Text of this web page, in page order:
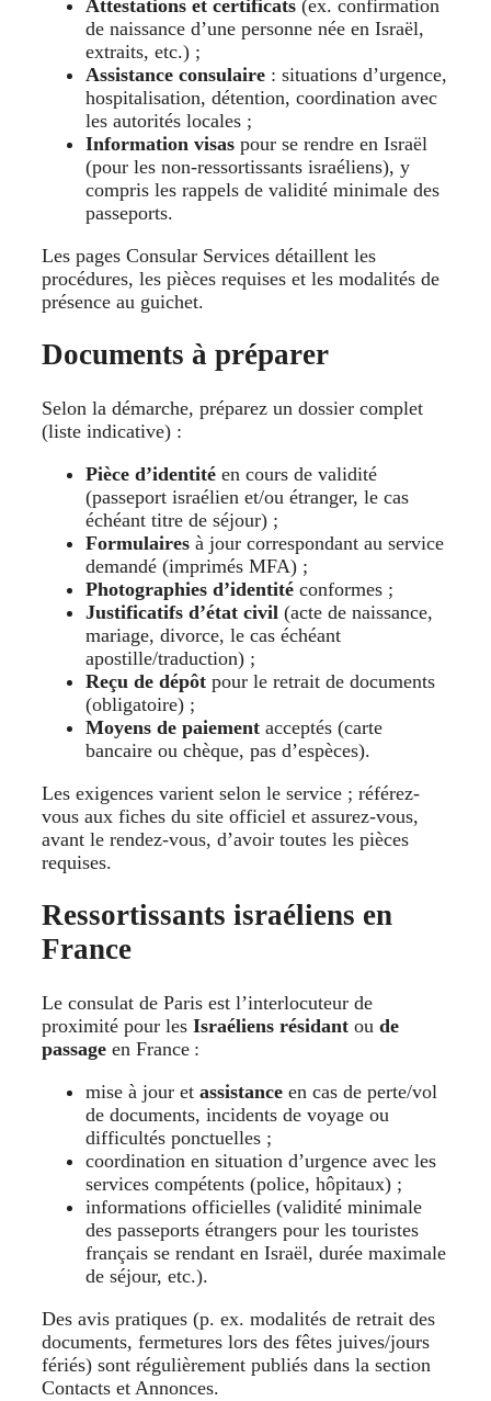
Attestations et certificats (ex. confirmation
de naissance d’une personne née en Israël,
extraits, etc.) ;
Assistance consulaire : situations d’urgence,
hospitalisation, détention, coordination avec
les autorités locales ;
Information visas pour se rendre en Israël
(pour les non-ressortissants israéliens), y
compris les rappels de validité minimale des
passeports.
Les pages Consular Services détaillent les
procédures, les pièces requises et les modalités de
présence au guichet.
Documents à préparer
Selon la démarche, préparez un dossier complet
(liste indicative) :
Pièce d’identité en cours de validité
(passeport israélien et/ou étranger, le cas
échéant titre de séjour) ;
Formulaires à jour correspondant au service
demandé (imprimés MFA) ;
Photographies d’identité conformes ;
Justificatifs d’état civil (acte de naissance,
mariage, divorce, le cas échéant
apostille/traduction) ;
Reçu de dépôt pour le retrait de documents
(obligatoire) ;
Moyens de paiement acceptés (carte
bancaire ou chèque, pas d’espèces).
Les exigences varient selon le service ; référez-
vous aux fiches du site officiel et assurez-vous,
avant le rendez-vous, d’avoir toutes les pièces
requises.
Ressortissants israéliens en
France
Le consulat de Paris est l’interlocuteur de
proximité pour les Israéliens résidant ou de
passage en France :
mise à jour et assistance en cas de perte/vol
de documents, incidents de voyage ou
difficultés ponctuelles ;
coordination en situation d’urgence avec les
services compétents (police, hôpitaux) ;
informations officielles (validité minimale
des passeports étrangers pour les touristes
français se rendant en Israël, durée maximale
de séjour, etc.).
Des avis pratiques (p. ex. modalités de retrait des
documents, fermetures lors des fêtes juives/jours
fériés) sont régulièrement publiés dans la section
Contacts et Annonces.